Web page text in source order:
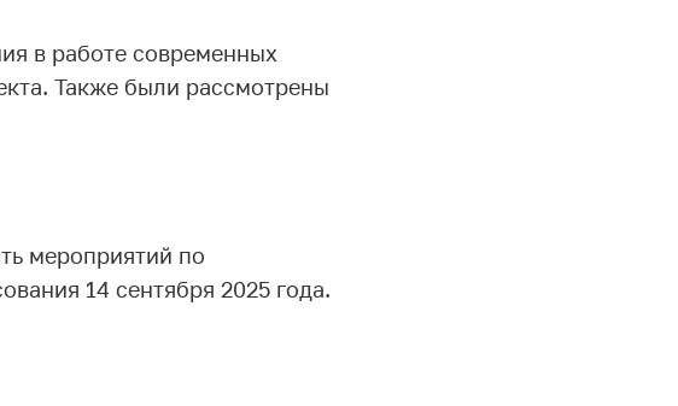
в работе современных
Также были рассмотрены
мероприятий по
14 сентября 2025 года.